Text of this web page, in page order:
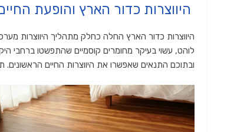
היווצרות כדור הארץ והופעת
לוהט, עשוי בעיקר מחומרים קוסמיים שהתפשטו ברחבי
ובתוכם התנאים שאפשרו את היווצרות החיים הראשונים. תהליך זה